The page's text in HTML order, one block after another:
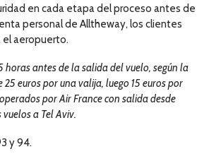
en cada etapa del proceso antes de
personal de Alltheway, los clientes
aeropuerto.
antes de la salida del vuelo, según la
euros por una valija, luego 15 euros por
por Air France con salida desde
a Tel Aviv.
y 94.